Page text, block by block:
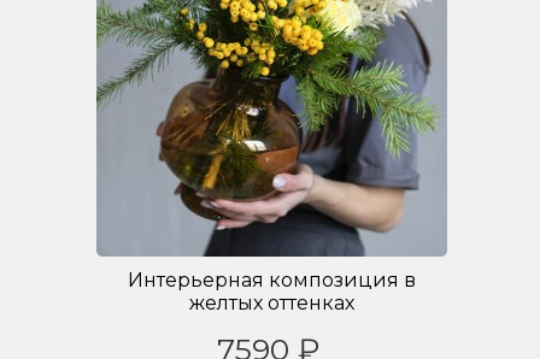
Интерьерная композиция в
желтых оттенках
7590 ₽